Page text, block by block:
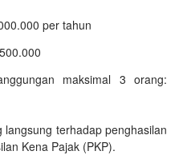
per tahun
maksimal 3 orang:
langsung terhadap penghasilan
Kena Pajak (PKP).